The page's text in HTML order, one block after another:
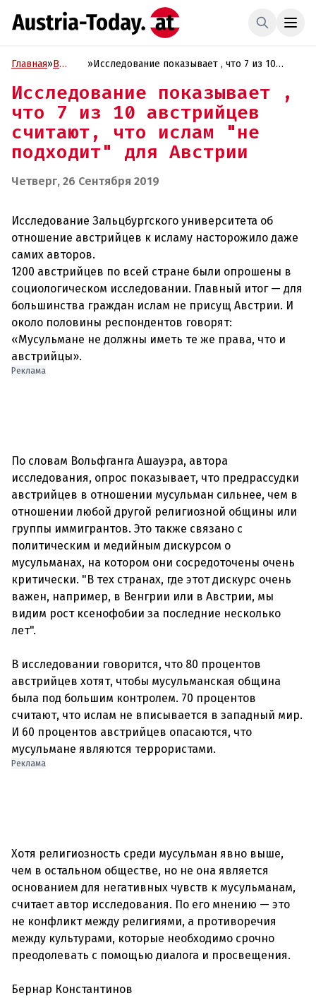
Главная»В
»Исследование показывает , что 7 из 10
подходит" для Австрии
Исследование показывает ,
что 7 из 10 австрийцев
считают, что ислам "не
подходит" для Австрии
Четверг, 26 Сентября 2019
Исследование Зальцбургского университета об
отношение австрийцев к исламу насторожило даже
самих авторов.
1200 австрийцев по всей стране были опрошены в
социологическом исследовании. Главный итог — для
большинства граждан ислам не присущ Австрии. И
около половины респондентов говорят:
«Мусульмане не должны иметь те же права, что и
австрийцы».
Реклама
По словам Вольфганга Ашауэра, автора
исследования, опрос показывает, что предрассудки
австрийцев в отношении мусульман сильнее, чем в
отношении любой другой религиозной общины или
группы иммигрантов. Это также связано с
политическим и медийным дискурсом о
мусульманах, на котором они сосредоточены очень
критически. "В тех странах, где этот дискурс очень
важен, например, в Венгрии или в Австрии, мы
видим рост ксенофобии за последние несколько
лет".
В исследовании говорится, что 80 процентов
австрийцев хотят, чтобы мусульманская община
была под большим контролем. 70 процентов
считают, что ислам не вписывается в западный мир.
И 60 процентов австрийцев опасаются, что
мусульмане являются террористами.
Реклама
Хотя религиозность среди мусульман явно выше,
чем в остальном обществе, но не она является
основанием для негативных чувств к мусульманам,
считает автор исследования. По его мнению — это
не конфликт между религиями, а противоречия
между культурами, которые необходимо срочно
преодолевать с помощью диалога и просвещения.
Бернар Константинов